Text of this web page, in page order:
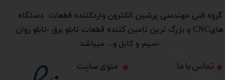
​گروه فنی مهندسی پرشین الکترون واردکننده قطعات دستگاه
هایCNC و بزرگ ترین تامین کننده قطعات تابلو برق -تابلو روان
-سیم و کابل و... میباشد
منوی سایت تماس با ما